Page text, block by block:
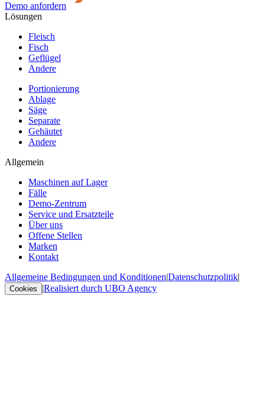
Demo anfordern
Lösungen
Fleisch
Fisch
Geflügel
Andere
Portionierung
Ablage
Säge
Separate
Gehäutet
Andere
Allgemein
Maschinen auf Lager
Fälle
Demo-Zentrum
Service und Ersatzteile
Über uns
Offene Stellen
Marken
Kontakt
Allgemeine Bedingungen und Konditionen|Datenschutzpolitik|
Cookies |Realisiert durch UBO Agency